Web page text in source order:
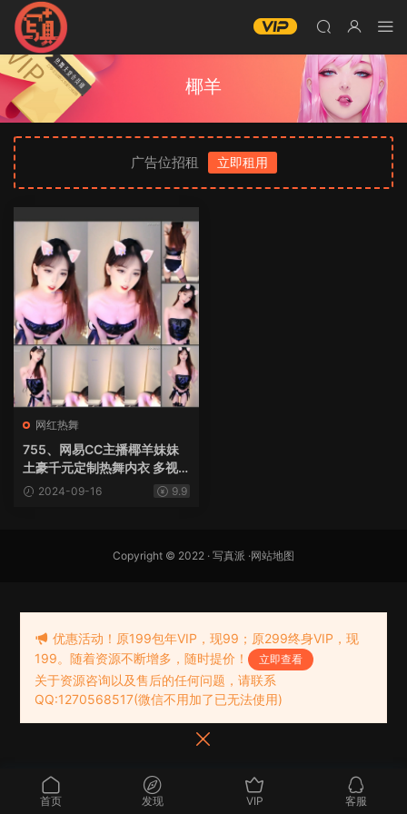
椰羊
广告位招租 立即租用
网红热舞
755、网易CC主播椰羊妹妹
土豪千元定制热舞内衣 多视
角[15V2.1G]
2024-09-16 9.9
Copyright © 2022 · 写真派 ·网站地图
首页 发现 VIP 客服
优惠活动！原199包年VIP，现99；原299终身VIP，现
199。随着资源不断增多，随时提价！
立即查看
关于资源咨询以及售后的任何问题，请联系
QQ:1270568517(微信不用加了已无法使用)